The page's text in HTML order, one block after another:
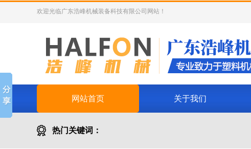
欢迎光临广东浩峰机械装备科技有限公司网站！
网站首页 关于我们
热门关键词：